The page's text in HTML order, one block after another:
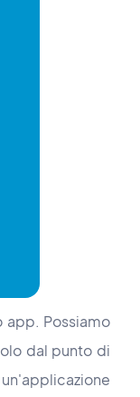
app. Possiamo
dal punto di